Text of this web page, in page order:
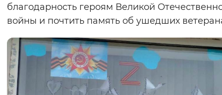
Вернуть стандартные настройки
благодарность героям Великой
войны и почтить память об ушедших